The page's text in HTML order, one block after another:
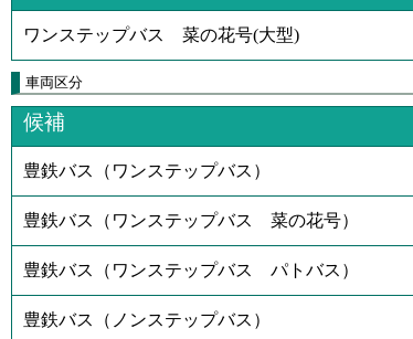
ワンステップバス 菜の花号(大型)
車両区分
候補
豊鉄バス（ワンステップバス）
豊鉄バス（ワンステップバス 菜の花号）
豊鉄バス（ワンステップバス パトバス）
豊鉄バス（ノンステップバス）